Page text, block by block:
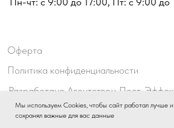
Мы используем Cookies, чтобы сайт работал лучше и
сохранял важные для вас данные